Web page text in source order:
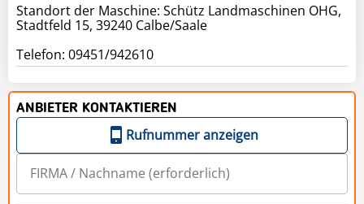
Standort der Maschine: Schütz Landmaschinen OHG,
Stadtfeld 15, 39240 Calbe/Saale
Telefon: 09451/942610
ANBIETER KONTAKTIEREN
Rufnummer anzeigen